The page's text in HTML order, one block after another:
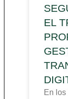
EL
En